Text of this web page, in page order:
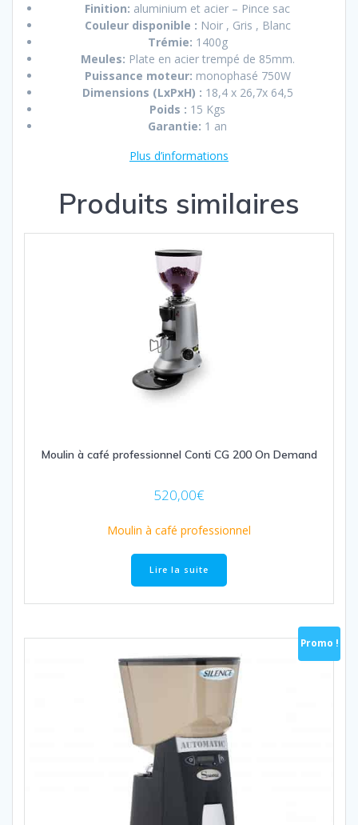
Finition: aluminium et acier – Pince sac
Couleur disponible : Noir , Gris , Blanc
Trémie: 1400g
Meules: Plate en acier trempé de 85mm.
Puissance moteur: monophasé 750W
Dimensions (LxPxH) : 18,4 x 26,7x 64,5
Poids : 15 Kgs
Garantie: 1 an
Plus d’informations
Produits similaires
Moulin à café professionnel Conti CG 200 On Demand
520,00€
Moulin à café professionnel
Lire la suite
Promo !